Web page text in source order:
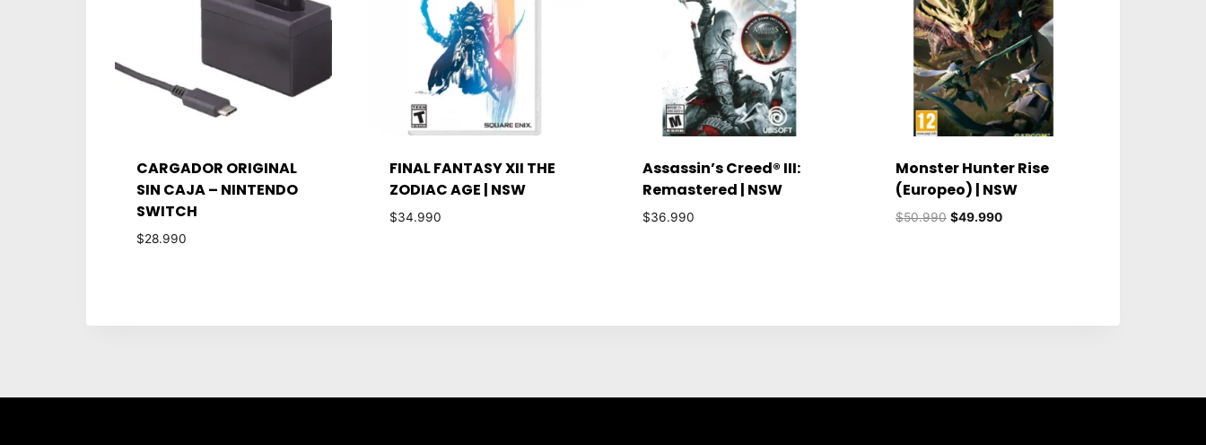
CARGADOR ORIGINAL
SIN CAJA – NINTENDO
SWITCH
$28.990
FINAL FANTASY XII THE
ZODIAC AGE | NSW
$34.990
Assassin’s Creed® III:
Remastered | NSW
$36.990
Monster Hunter Rise
(Europeo) | NSW
$50.990 El
$49.990El